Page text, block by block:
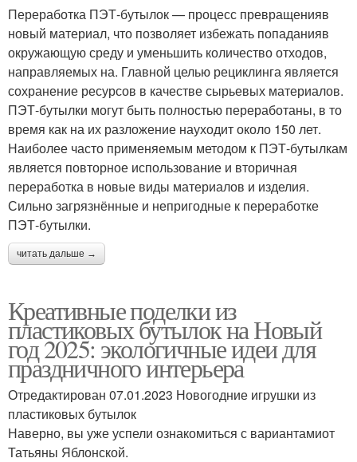
Переработка ПЭТ-бутылок — процесс превращенияв
новый материал, что позволяет избежать попаданияв
окружающую среду и уменьшить количество отходов,
направляемых на. Главной целью рециклинга является
сохранение ресурсов в качестве сырьевых материалов.
ПЭТ-бутылки могут быть полностью переработаны, в то
время как на их разложение науходит около 150 лет.
Наиболее часто применяемым методом к ПЭТ-бутылкам
является повторное использование и вторичная
переработка в новые виды материалов и изделия.
Сильно загрязнённые и непригодные к переработке
ПЭТ-бутылки.
читать дальше →
Креативные поделки из
пластиковых бутылок на Новый
год 2025: экологичные идеи для
праздничного интерьера
Отредактирован 07.01.2023 Новогодние игрушки из
пластиковых бутылок
Наверно, вы уже успели ознакомиться с вариантамиот
Татьяны Яблонской.